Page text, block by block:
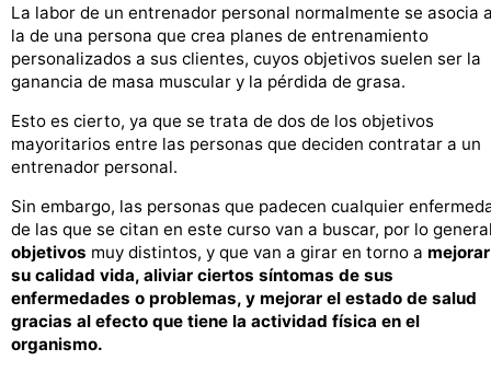
La labor de un entrenador personal normalmente se asocia
la de una persona que crea planes de entrenamiento
personalizados a sus clientes, cuyos objetivos suelen ser la
ganancia de masa muscular y la pérdida de grasa.
Esto es cierto, ya que se trata de dos de los objetivos
mayoritarios entre las personas que deciden contratar a un
entrenador personal.
Sin embargo, las personas que padecen cualquier
de las que se citan en este curso van a buscar, por lo
objetivos muy distintos, y que van a girar en torno a mejorar
su calidad vida, aliviar ciertos síntomas de sus
enfermedades o problemas, y mejorar el estado de salud
gracias al efecto que tiene la actividad física en el
organismo.